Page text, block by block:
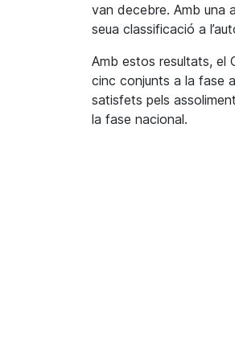
van decebre. Amb una
seua classificació a
Amb estos resultats, el
cinc conjunts a la fase
satisfets pels
la fase nacional.